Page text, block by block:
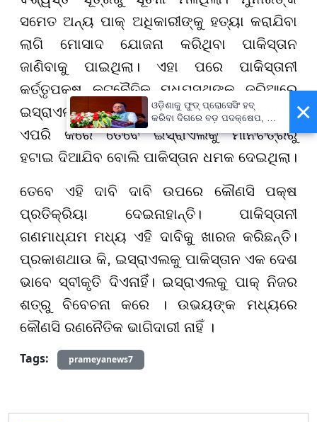
ସମେତ ଅନ୍ୟ ପାକ୍ ଅଧିକାରୀଙ୍କୁ ହତ୍ୟା କରାଯିବା
ଲାଗି ମୋସାଦ ଯୋଜନା କରିଥିବା ପାକିସ୍ତାନ
ଜାଣିବାକୁ ପାଇଥିଲା। ଏହା ପରେ ପାକିସ୍ତାନୀ
କର୍ତ୍ତୃପକ୍ଷ କୂଟନୈତିକ ମଧ୍ଯସ୍ଥିଙ୍କ ଜରିଆରେ
ଇସ୍ରାଏଲକୁ ଚେତାବନୀ ଦେଇଥିଲେ। ଯଦି ମୋସାଦ
ଏପରି କରେ ତେବେ ଇସ୍ରାଏଲକୁ ମାନଚିତ୍ରରୁ
ହଟାଇ ଦିଆଯିବ ବୋଲି ପାକିସ୍ତାନ ଧମକ ଦେଇଥିଲା।
ତେବେ ଏହି ଦାବି ଦାବି ଉପରେ କୌଣସି ପକ୍ଷ
ପ୍ରତିକ୍ରିୟା ଦେଇନାହାନ୍ତି। ପାକିସ୍ତାନୀ
ଗଣମାଧ୍ଯମ ମଧ୍ୟ ଏହି ଦାବିକୁ ଖାରଜ କରିଛନ୍ତି।
ପ୍ରକାଶଥାଉ କି, ଇସ୍ରାଏଲକୁ ପାକିସ୍ତାନ ଏକ ଦେଶ
ଭାବେ ସ୍ବୀକୃତି ଦିଏନାହିଁ। ଇସ୍ରାଏଲକୁ ପାକ୍ ନିଜର
ଶତ୍ରୁ ବିବେଚନା କରେ । ଉଭୟଙ୍କ ମଧ୍ୟରେ
କୌଣସି ରଣନୈତିକ ଭାଗିଦାରୀ ନାହିଁ ।
Tags:
prameyanews7
×
ଓଡ଼ିଶାକୁ ଫୁଡ୍ ପ୍ରୋସେସିଂ ହବ୍
କରିବା ଦିଗରେ ବଡ଼ ପଦକ୍ଷେପ, ୪୨
ହଜାରରୁ ଅଧିକ ନିଯୁକ୍ତି ସୁଯୋଗ